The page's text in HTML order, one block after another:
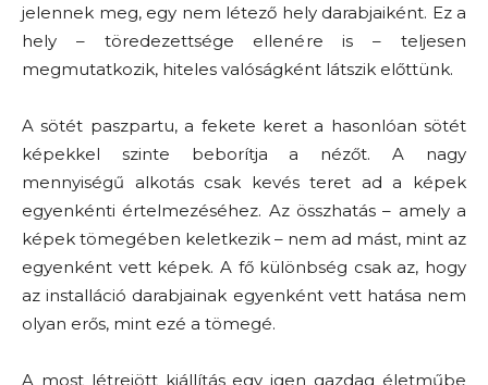
jelennek meg, egy nem létező hely darabjaiként. Ez a
hely – töredezettsége ellenére is – teljesen
megmutatkozik, hiteles valóságként látszik előttünk.
A sötét paszpartu, a fekete keret a hasonlóan sötét
képekkel szinte beborítja a nézőt. A nagy
mennyiségű alkotás csak kevés teret ad a képek
egyenkénti értelmezéséhez. Az összhatás – amely a
képek tömegében keletkezik – nem ad mást, mint az
egyenként vett képek. A fő különbség csak az, hogy
az installáció darabjainak egyenként vett hatása nem
olyan erős, mint ezé a tömegé.
A most létrejött kiállítás egy igen gazdag életműbe